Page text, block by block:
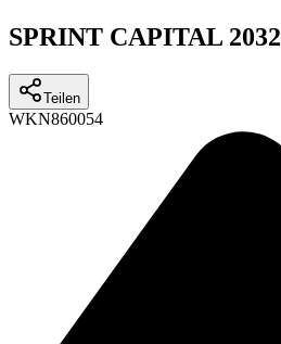
SPRINT CAPITAL 2032
Teilen
WKN860054